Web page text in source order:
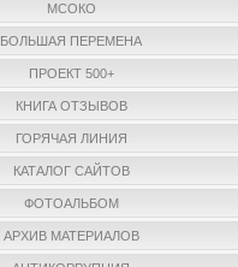
МСОКО
БОЛЬШАЯ ПЕРЕМЕНА
ПРОЕКТ 500+
КНИГА ОТЗЫВОВ
ГОРЯЧАЯ ЛИНИЯ
КАТАЛОГ САЙТОВ
ФОТОАЛЬБОМ
АРХИВ МАТЕРИАЛОВ